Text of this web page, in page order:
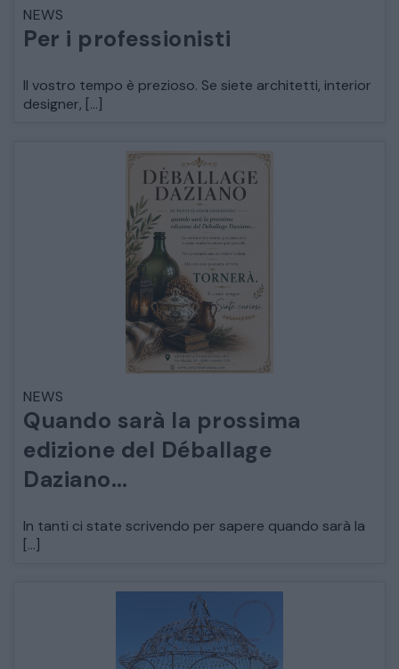
COMÒ E COMODINI
TAVOLI TAVOLINI CONSOLE
SEDIE POLTRONE DIVANI
CREDENZE – DOPPI CORPI – BUFFET
SALE DA PRANZO – STUDIO UFFICIO
ARREDO DA GIARDINO
DECORAZIONI OGGETTISTICA ILLUMINAZIONE
MATERIALI E STRUTTURE
MODERNARIATO
STILI ED ESPOSIZIONE
NEWS
Per i professionisti
Il vostro tempo è prezioso. Se siete architetti, interior
designer, […]
NEWS
Quando sarà la prossima
edizione del Déballage
Daziano…
In tanti ci state scrivendo per sapere quando sarà la
[…]